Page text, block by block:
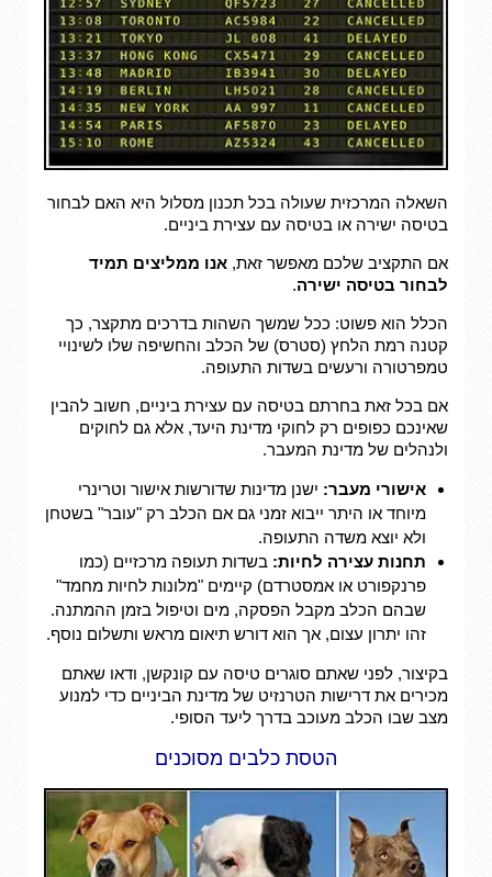
השאלה המרכזית שעולה בכל תכנון מסלול היא האם לבחור
בטיסה ישירה או בטיסה עם עצירת ביניים.
אם התקציב שלכם מאפשר זאת, אנו ממליצים תמיד
לבחור בטיסה ישירה.
הכלל הוא פשוט: ככל שמשך השהות בדרכים מתקצר, כך
קטנה רמת הלחץ (סטרס) של הכלב והחשיפה שלו לשינויי
טמפרטורה ורעשים בשדות התעופה.
אם בכל זאת בחרתם בטיסה עם עצירת ביניים, חשוב להבין
שאינכם כפופים רק לחוקי מדינת היעד, אלא גם לחוקים
ולנהלים של מדינת המעבר.
אישורי מעבר: ישנן מדינות שדורשות אישור וטרינרי
מיוחד או היתר ייבוא זמני גם אם הכלב רק "עובר" בשטחן
ולא יוצא משדה התעופה.
תחנות עצירה לחיות: בשדות תעופה מרכזיים (כמו
פרנקפורט או אמסטרדם) קיימים "מלונות לחיות מחמד"
שבהם הכלב מקבל הפסקה, מים וטיפול בזמן ההמתנה.
זהו יתרון עצום, אך הוא דורש תיאום מראש ותשלום נוסף.
בקיצור, לפני שאתם סוגרים טיסה עם קונקשן, ודאו שאתם
מכירים את דרישות הטרנזיט של מדינת הביניים כדי למנוע
מצב שבו הכלב מעוכב בדרך ליעד הסופי.
הטסת כלבים מסוכנים